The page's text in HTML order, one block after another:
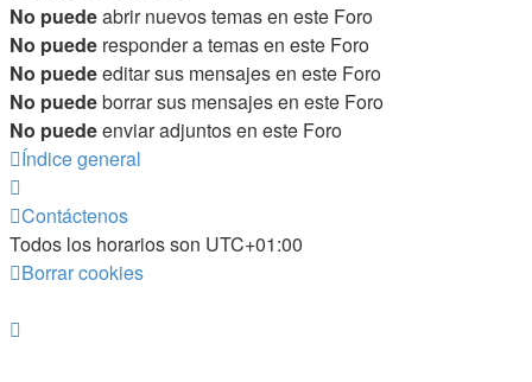
No puedeabrir nuevos temas en este Foro
No puede responder a temas en este Foro
No puedeeditar sus mensajes en este Foro
No puedeborrar sus mensajes en este Foro
No puedeenviar adjuntos en este Foro
Índice general
Contáctenos
Todos los horarios son UTC+01:00
Borrar cookies